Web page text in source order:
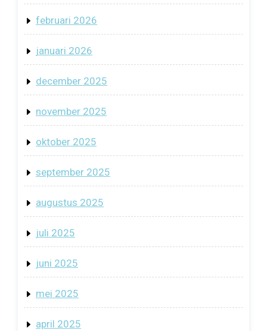
februari 2026
januari 2026
december 2025
november 2025
oktober 2025
september 2025
augustus 2025
juli 2025
juni 2025
mei 2025
april 2025